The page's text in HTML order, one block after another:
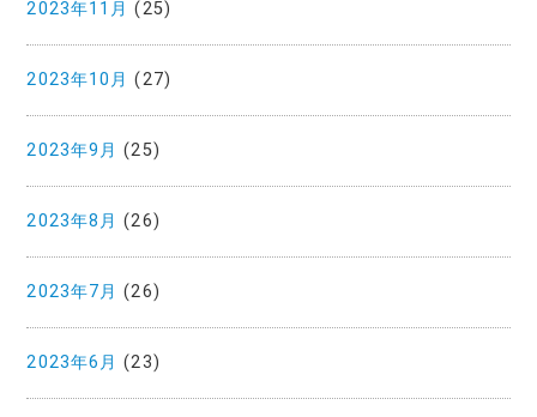
2023年11月 (25)
2023年10月 (27)
2023年9月 (25)
2023年8月 (26)
2023年7月 (26)
2023年6月 (23)